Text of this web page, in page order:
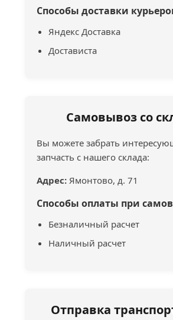
Способы доставки
Яндекс Доставка
Достависта
Самовывоз со
Вы можете забрать
запчасть с нашего склада:
Адрес: Ямонтово, д. 71
Способы оплаты при
Безналичный расчет
Наличный расчет
Отправка